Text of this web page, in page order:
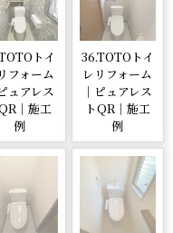
トイ
フォーム
ュアレス
｜施工
例
36.TOTOトイ
レリフォーム
｜ピュアレス
トQR｜施工
例